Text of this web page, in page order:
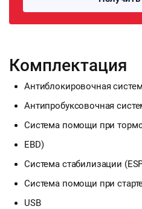
Комплектация
Антиблокировочная
Антипробуксовочная
Система помощи при
EBD)
Система стабилизации
Система помощи при
USB